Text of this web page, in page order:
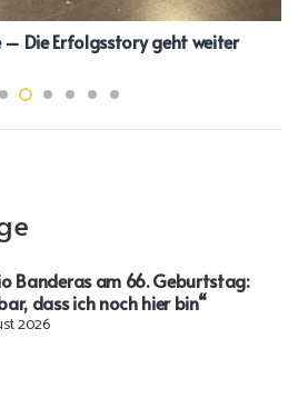
Banderas am 66. Geburtstag:
dass ich noch hier bin“
2026